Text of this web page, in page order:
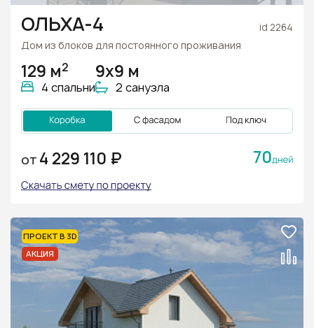
ОЛЬХА-4 id 2264
Дом из блоков для постоянного проживания
129 м2
4 спальни
9х9 м
2 санузла
ОТ 4 229 110 ₽ 70
ПРОЕКТ В 3D
АКЦИЯ